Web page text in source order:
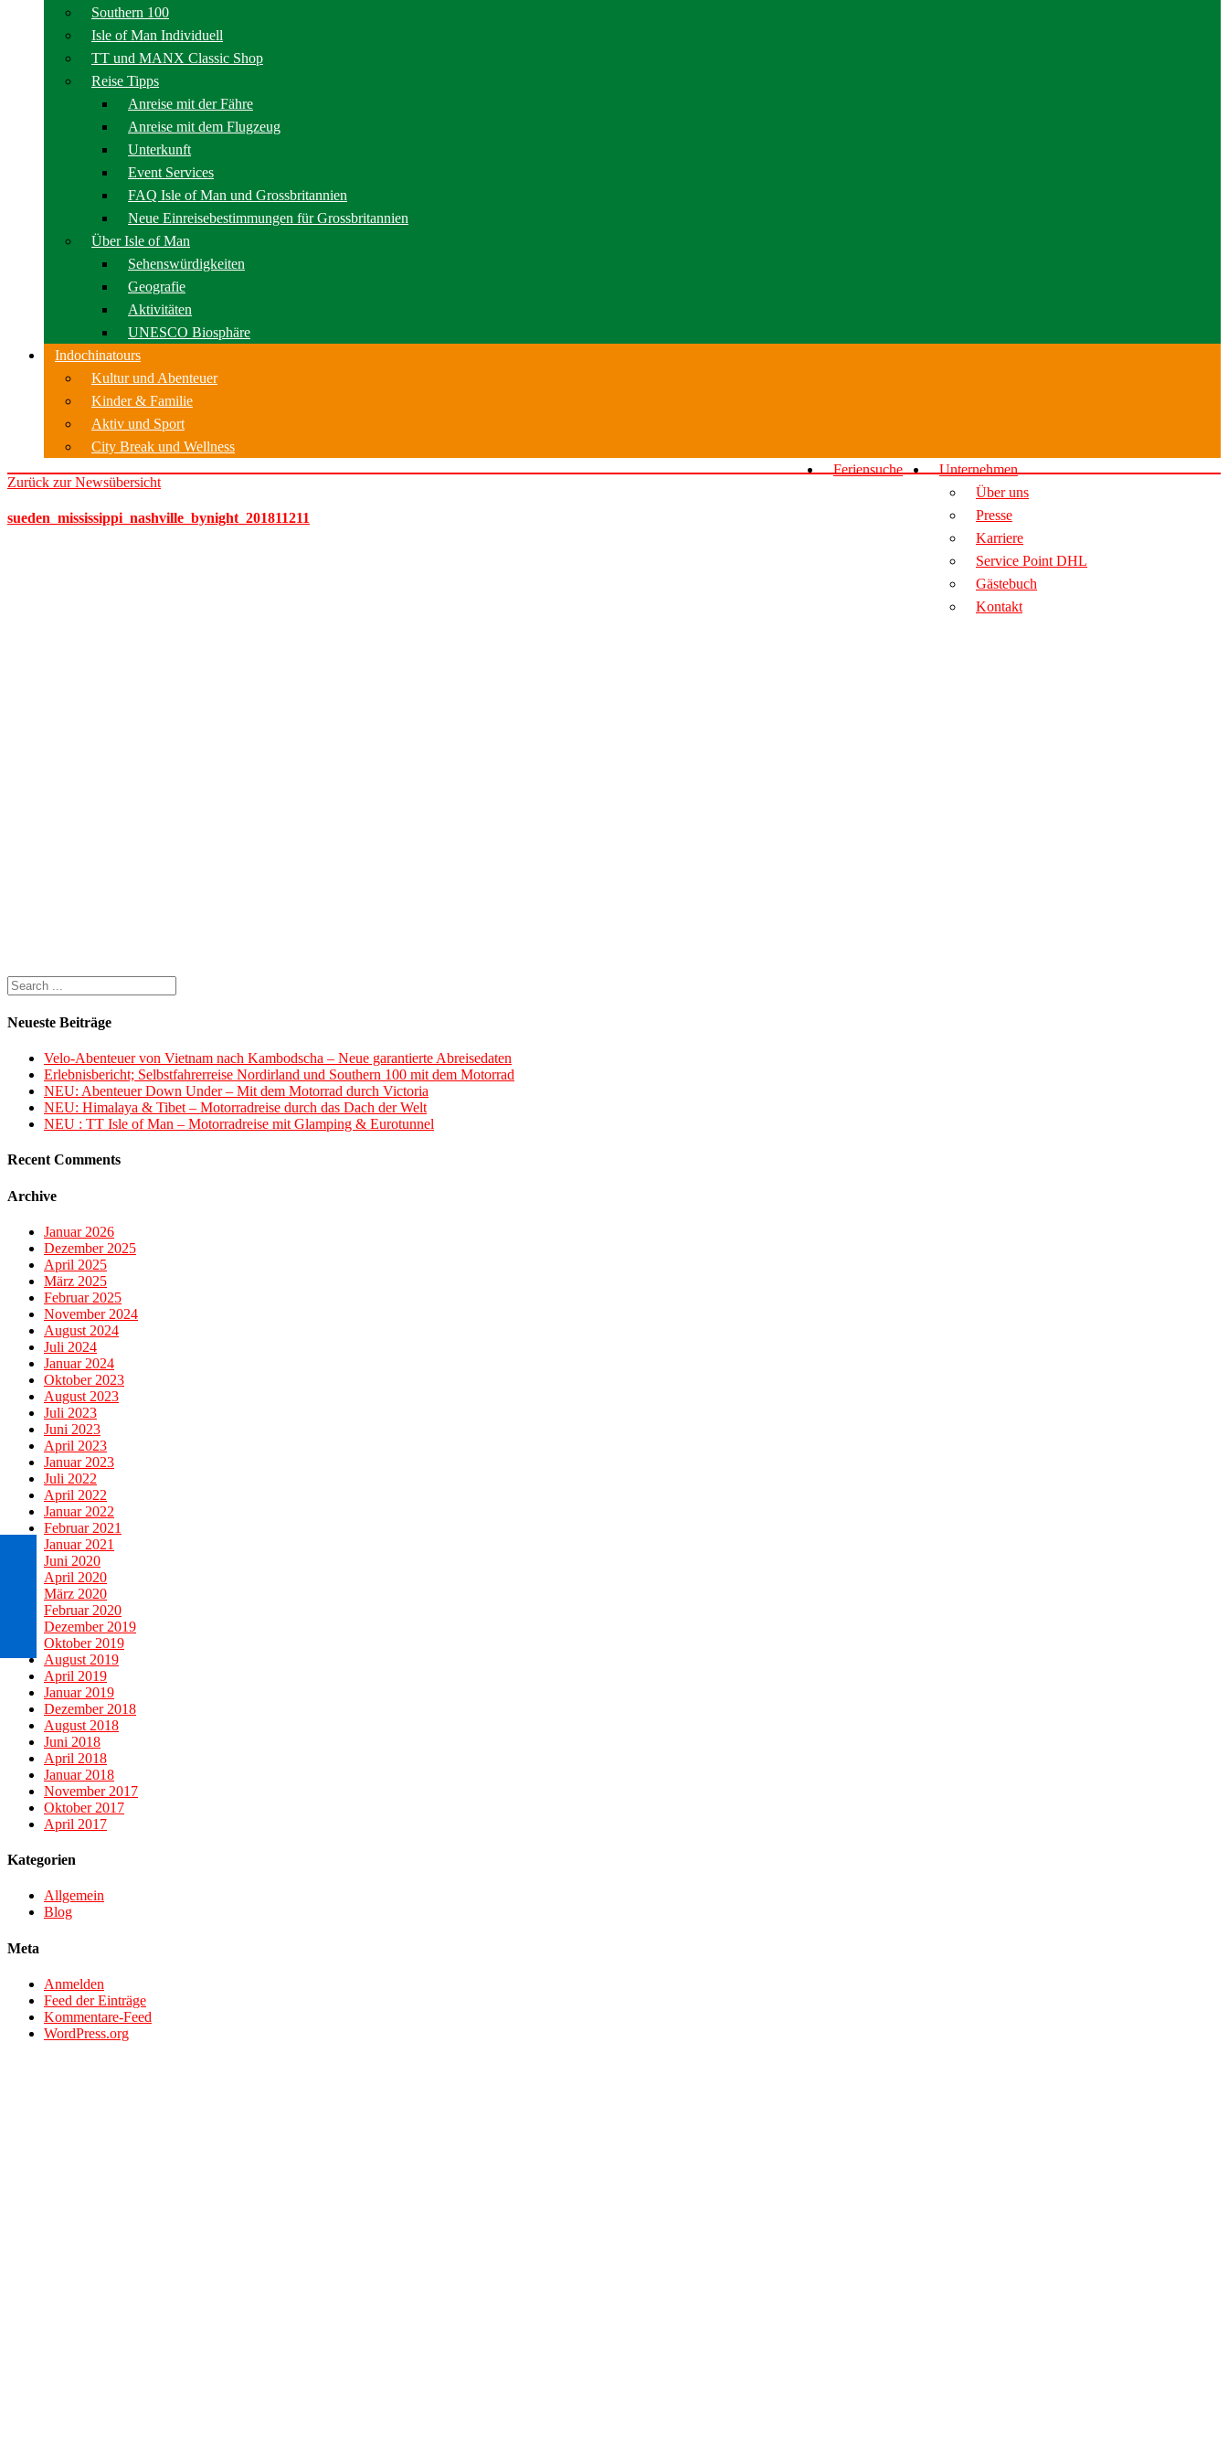
Southern 100
Isle of Man Individuell
TT und MANX Classic Shop
Reise Tipps
Anreise mit der Fähre
Anreise mit dem Flugzeug
Unterkunft
Event Services
FAQ Isle of Man und Grossbritannien
Neue Einreisebestimmungen für Grossbritannien
Über Isle of Man
Sehenswürdigkeiten
Geografie
Aktivitäten
UNESCO Biosphäre
Indochinatours
Kultur und Abenteuer
Kinder & Familie
Aktiv und Sport
City Break und Wellness
Unternehmen
Über uns
Presse
Karriere
Service Point DHL
Gästebuch
Kontakt
Feriensuche
Zurück zur Newsübersicht
sueden_mississippi_nashville_bynight_201811211
Neueste Beiträge
Velo-Abenteuer von Vietnam nach Kambodscha – Neue garantierte Abreisedaten
Erlebnisbericht; Selbstfahrerreise Nordirland und Southern 100 mit dem Motorrad
NEU: Abenteuer Down Under – Mit dem Motorrad durch Victoria
NEU: Himalaya & Tibet – Motorradreise durch das Dach der Welt
NEU : TT Isle of Man – Motorradreise mit Glamping & Eurotunnel
Recent Comments
Archive
Januar 2026
Dezember 2025
April 2025
März 2025
Februar 2025
November 2024
August 2024
Juli 2024
Januar 2024
Oktober 2023
August 2023
Juli 2023
Juni 2023
April 2023
Januar 2023
Juli 2022
April 2022
Januar 2022
Februar 2021
Januar 2021
Juni 2020
April 2020
März 2020
Februar 2020
Dezember 2019
Oktober 2019
August 2019
April 2019
Januar 2019
Dezember 2018
August 2018
Juni 2018
April 2018
Januar 2018
November 2017
Oktober 2017
April 2017
Kategorien
Allgemein
Blog
Meta
Anmelden
Feed der Einträge
Kommentare-Feed
WordPress.org